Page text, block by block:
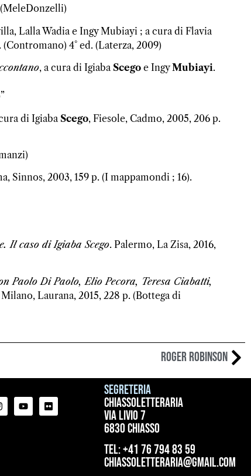
Lalla Wadia e Ingy Mubiayi ; a cura di Flavia
4° ed. (Laterza, 2009)
, a cura di Igiaba Scegoe IngyMubiayi.
di Igiaba Scego, Fiesole, Cadmo, 2005, 206 p.
Sinnos, 2003, 159 p. (I mappamondi ; 16).
Il caso di Igiaba Scego. Palermo, La Zisa, 2016,
Paolo Di Paolo, Elio Pecora, Teresa Ciabatti,
Milano, Laurana, 2015, 228 p. (Bottega di
Roger Robinson
Segreteria
ChiassoLetteraria
Via Livio 7
6830 Chiasso
tel: +41 76 794 83 59
chiassoletteraria@gmail.com